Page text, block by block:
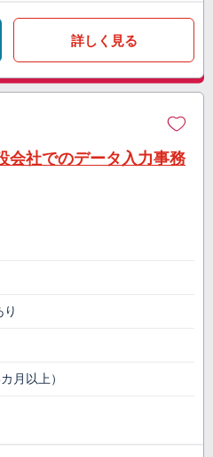
詳しく見る
会社でのデータ入力事務
月以上）